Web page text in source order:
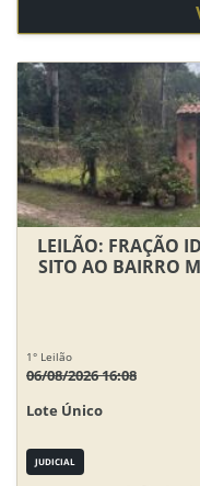
LEILÃO: FRAÇÃO
SITO AO BAIRRO
1° Leilão
06/08/2026 16:08
Lote Único
JUDICIAL